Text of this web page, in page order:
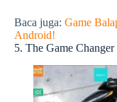
Baca juga: Game
Android!
5. The Game Changer